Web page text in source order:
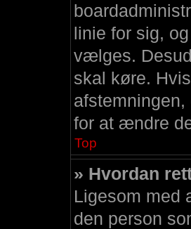
linie for sig,
vælges.
skal køre.
for at ændre
Top
» Hvordan
Ligesom med
den person